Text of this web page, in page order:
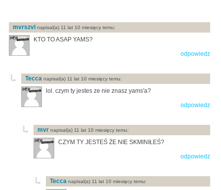
mvrszvl napisal(a) 11 lat 10 miesięcy temu:
KTO TO ASAP YAMS?
odpowiedz
Tecca napisal(a) 11 lat 10 miesięcy temu:
lol. czym ty jestes ze nie znasz yams'a?
odpowiedz
mvr napisal(a) 11 lat 10 miesięcy temu:
CZYM TY JESTEŚ ŻE NIE SKMINIŁEŚ?
odpowiedz
Tecca napisal(a) 11 lat 10 miesięcy temu: